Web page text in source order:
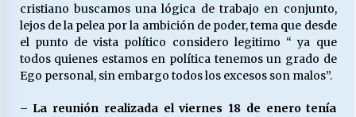
cristiano buscamos una lógica de trabajo en conjunto,
lejos de la pelea por la ambición de poder, tema que desde
el punto de vista político considero legitimo “ ya que
todos quienes estamos en política tenemos un grado de
Ego personal, sin embargo todos los excesos son malos”.
– La reunión realizada el viernes 18 de enero tenía